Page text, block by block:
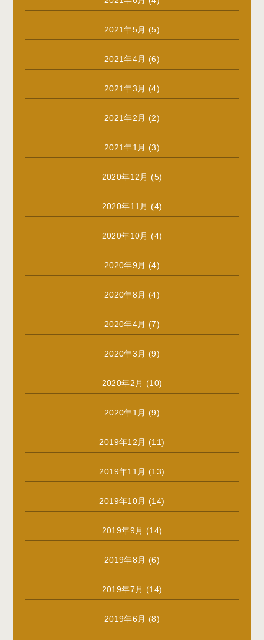
2021年5月 (5)
2021年4月 (6)
2021年3月 (4)
2021年2月 (2)
2021年1月 (3)
2020年12月 (5)
2020年11月 (4)
2020年10月 (4)
2020年9月 (4)
2020年8月 (4)
2020年4月 (7)
2020年3月 (9)
2020年2月 (10)
2020年1月 (9)
2019年12月 (11)
2019年11月 (13)
2019年10月 (14)
2019年9月 (14)
2019年8月 (6)
2019年7月 (14)
2019年6月 (8)